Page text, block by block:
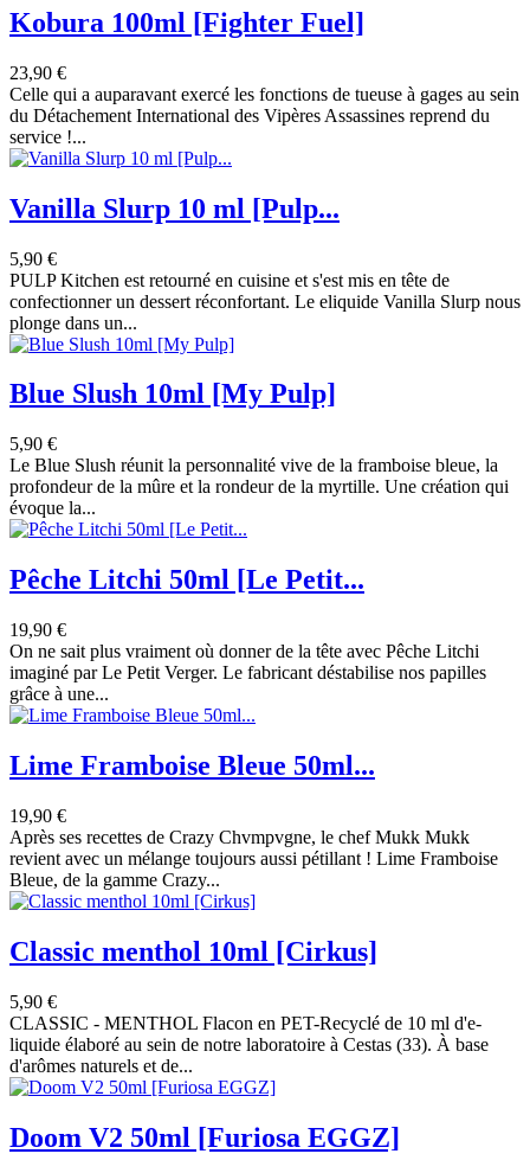
Kobura 100ml [Fighter Fuel]
23,90 €
Celle qui a auparavant exercé les fonctions de tueuse à gages au sein
du Détachement International des Vipères Assassines reprend du
service !...
Vanilla Slurp 10 ml [Pulp...
5,90 €
PULP Kitchen est retourné en cuisine et s'est mis en tête de
confectionner un dessert réconfortant. Le eliquide Vanilla Slurp nous
plonge dans un...
Blue Slush 10ml [My Pulp]
5,90 €
Le Blue Slush réunit la personnalité vive de la framboise bleue, la
profondeur de la mûre et la rondeur de la myrtille. Une création qui
évoque la...
Pêche Litchi 50ml [Le Petit...
19,90 €
On ne sait plus vraiment où donner de la tête avec Pêche Litchi
imaginé par Le Petit Verger. Le fabricant déstabilise nos papilles
grâce à une...
Lime Framboise Bleue 50ml...
19,90 €
Après ses recettes de Crazy Chvmpvgne, le chef Mukk Mukk
revient avec un mélange toujours aussi pétillant ! Lime Framboise
Bleue, de la gamme Crazy...
Classic menthol 10ml [Cirkus]
5,90 €
CLASSIC - MENTHOL Flacon en PET-Recyclé de 10 ml d'e-
liquide élaboré au sein de notre laboratoire à Cestas (33). À base
d'arômes naturels et de...
Doom V2 50ml [Furiosa EGGZ]